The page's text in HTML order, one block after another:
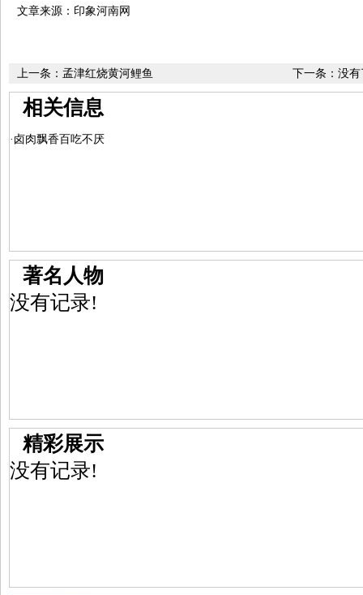
文章来源：印象河南网
下一条：没有
上一条： 孟津红烧黄河鲤鱼
相关信息
·卤肉飘香百吃不厌
著名人物
没有记录!
精彩展示
没有记录!